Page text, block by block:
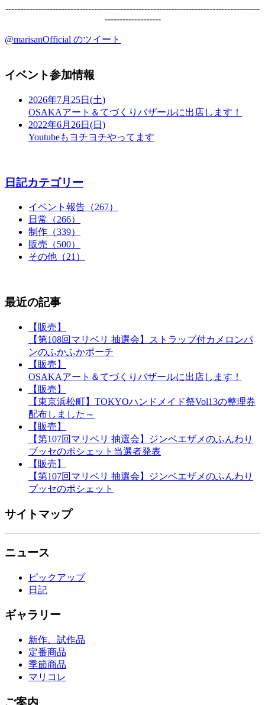
--------------------------------------------------------------------------------------
-------------------
@marisanOfficial のツイート
イベント参加情報
2026年7月25日(土)
OSAKAアート＆てづくりバザールに出店します！
2022年6月26日(日)
Youtubeもヨチヨチやってます
日記カテゴリー
イベント報告（267）
日常（266）
制作（339）
販売（500）
その他（21）
最近の記事
【販売】
【第108回マリベリ 抽選会】ストラップ付カメロンパ
ンのふかふかポーチ
【販売】
OSAKAアート＆てづくりバザールに出店します！
【販売】
【東京浜松町】TOKYOハンドメイド祭Vol13の整理券
配布しました～
【販売】
【第107回マリベリ 抽選会】ジンベエザメのふんわり
ブッセのポシェット当選者発表
【販売】
【第107回マリベリ 抽選会】ジンベエザメのふんわり
ブッセのポシェット
サイトマップ
ニュース
ピックアップ
日記
ギャラリー
新作、試作品
定番商品
季節商品
マリコレ
ご案内